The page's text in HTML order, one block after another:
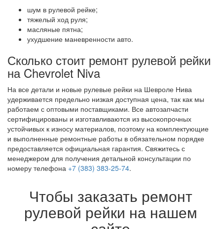
шум в рулевой рейке;
тяжелый ход руля;
масляные пятна;
ухудшение маневренности авто.
Сколько стоит ремонт рулевой рейки
на Chevrolet Niva
На все детали и новые рулевые рейки на Шевроле Нива
удерживается предельно низкая доступная цена, так как мы
работаем с оптовыми поставщиками. Все автозапчасти
сертифицированы и изготавливаются из высокопрочных
устойчивых к износу материалов, поэтому на комплектующие
и выполненные ремонтные работы в обязательном порядке
предоставляется официальная гарантия. Свяжитесь с
менеджером для получения детальной консультации по
номеру телефона +7 (383) 383-25-74.
Чтобы заказать ремонт
рулевой рейки на нашем